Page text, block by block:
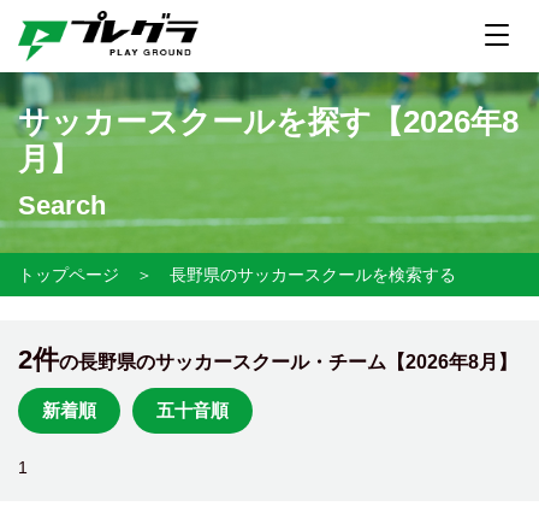
サッカースクールを探す【2026年8
月】
Search
トップページ ＞ 長野県のサッカースクールを検索する
2件の長野県のサッカースクール・チーム【2026年8月】
新着順 五十音順
1